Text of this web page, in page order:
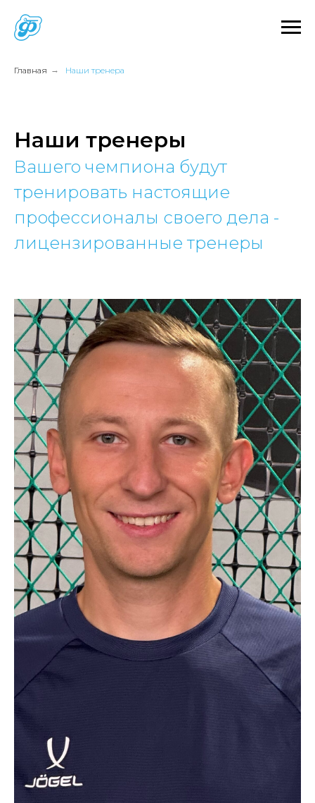
Главная → Наши тренера
Наши тренеры
Вашего чемпиона будут
тренировать настоящие
профессионалы своего дела -
лицензированные тренеры